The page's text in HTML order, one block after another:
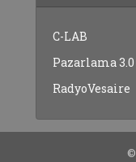
C-LAB
Pazarlama 3.0
RadyoVesaire